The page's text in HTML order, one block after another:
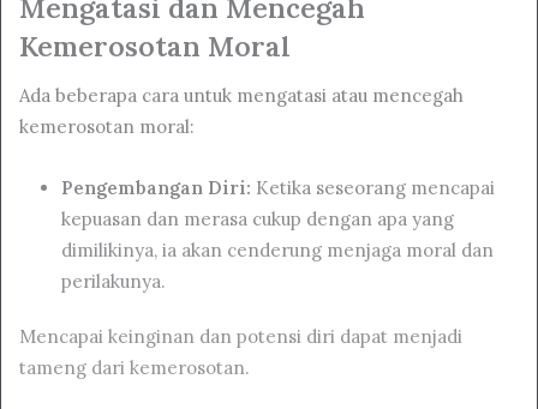
Mengatasi dan Mencegah
Kemerosotan Moral
Ada beberapa cara untuk mengatasi atau mencegah
kemerosotan moral:
Pengembangan Diri: Ketika seseorang mencapai
kepuasan dan merasa cukup dengan apa yang
dimilikinya, ia akan cenderung menjaga moral dan
perilakunya.
Mencapai keinginan dan potensi diri dapat menjadi
tameng dari kemerosotan.